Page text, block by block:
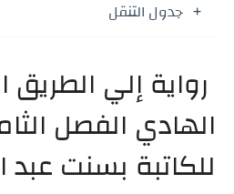
جدول التنقل
رواية إلي الطريق
الهادي الفصل
للكاتبة بسنت عبد